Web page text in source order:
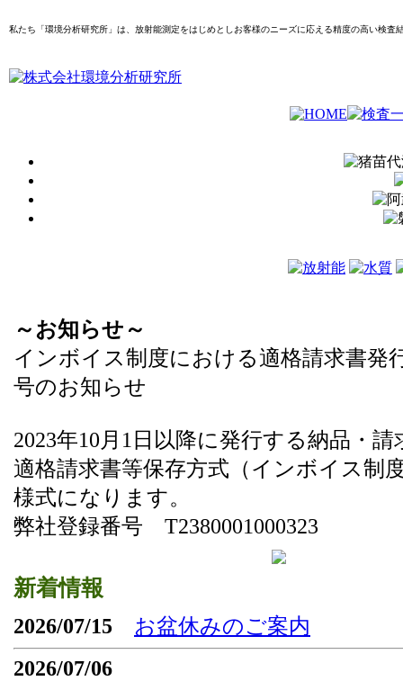
私たち「環境分析研究所」は、放射能測定をはじめとしお客様のニーズに応える精度の高い検査
～お知らせ～
インボイス制度における適格請求書発
号のお知らせ
2023年10月1日以降に発行する納品・請
適格請求書等保存方式（インボイス制
様式になります。
弊社登録番号 T2380001000323
新着情報
2026/07/15
お盆休みのご案内
2026/07/06